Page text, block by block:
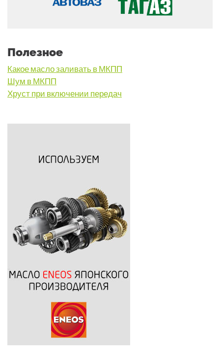
Полезное
Какое масло заливать в МКПП
Шум в МКПП
Хруст при включении передач